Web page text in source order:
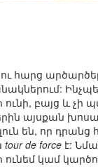
հարց
բայց և չի
այսքան
են, որ
tour de force է:
կամ